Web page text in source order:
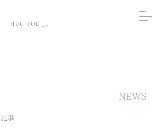
HUG FOR＿.
NEWS
記事